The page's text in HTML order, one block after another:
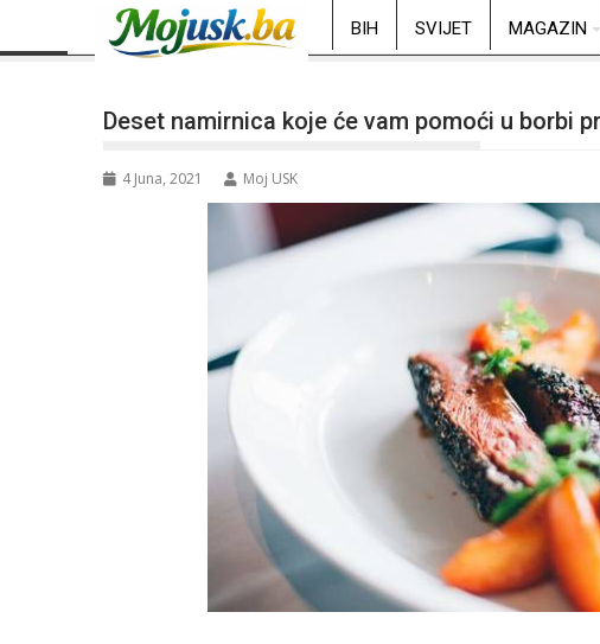
BIH SVIJET MAGAZIN
Deset namirnica koje će vam pomoći u borbi
4 Juna, 2021 Moj USK